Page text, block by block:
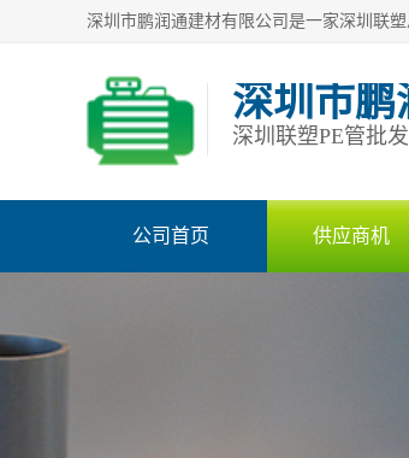
深圳市鹏
公司首页 供应商机